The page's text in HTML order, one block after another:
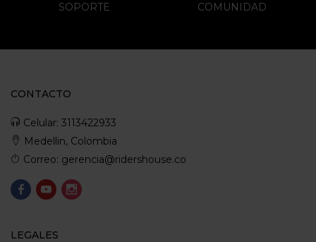
SOPORTE COMUNIDAD
CONTACTO
Celular: 3113422933
Medellin, Colombia
Correo: gerencia@ridershouse.co
LEGALES